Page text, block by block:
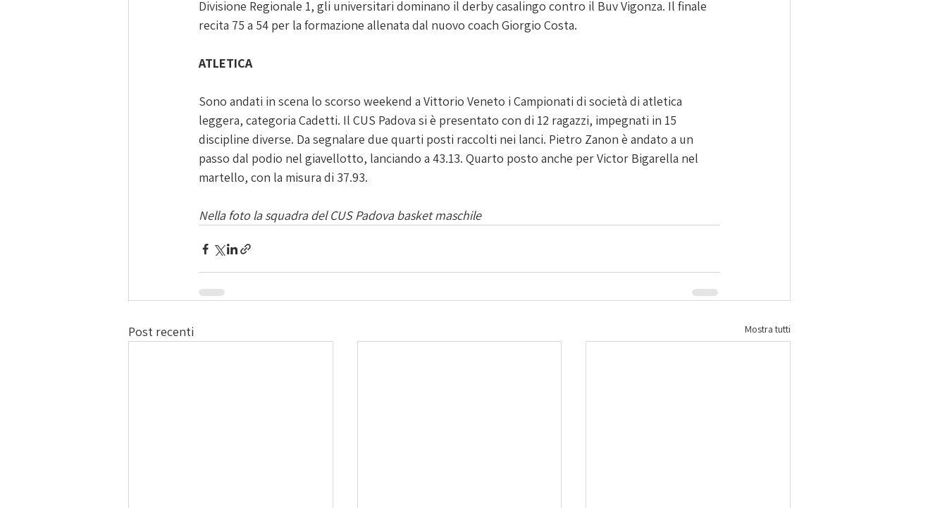
Divisione Regionale 1, gli universitari dominano il derby casalingo contro il Buv Vigonza. Il finale
recita 75 a 54 per la formazione allenata dal nuovo coach Giorgio Costa.
ATLETICA
Sono andati in scena lo scorso weekend a Vittorio Veneto i Campionati di società di atletica
leggera, categoria Cadetti. Il CUS Padova si è presentato con di 12 ragazzi, impegnati in 15
discipline diverse. Da segnalare due quarti posti raccolti nei lanci. Pietro Zanon è andato a un
passo dal podio nel giavellotto, lanciando a 43.13. Quarto posto anche per Victor Bigarella nel
martello, con la misura di 37.93.
Nella foto la squadra del CUS Padova basket maschile
Post recenti Mostra tutti